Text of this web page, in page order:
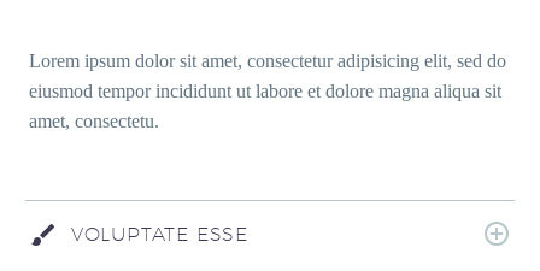
Lorem ipsum dolor sit amet, consectetur adipisicing elit, sed do
eiusmod tempor incididunt ut labore et dolore magna aliqua sit
amet, consectetu.
VOLUPTATE ESSE